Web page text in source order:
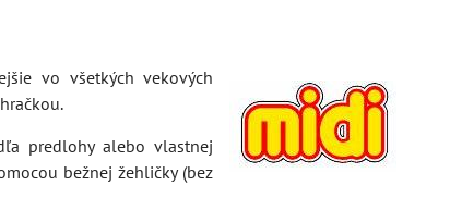
vo všetkých vekových
predlohy alebo vlastnej
bežnej žehličky (bez